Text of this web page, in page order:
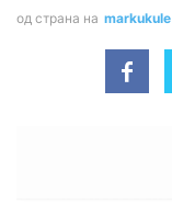
од страна на markukule